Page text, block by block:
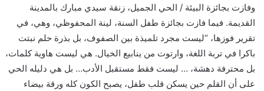
وفازت بجائزة البيئة / الحي الجميل، زنقة سيدي مبارك بالمدينة
القديمة. فيما فازت بجائزة طفل السنة، لينة المحفوظي، وهي، في
تقرير فوزها، “ليست مجرد تلميذة بين الصفوف، بل بذرة حلم نبتت
باكرا في تربة اللغة، وارتوت من ينابيع الخيال. هي ليست هاوية كلمات،
بل محترفة دهشة، … ليست فقط مستقبل الأدب… بل هي دليله الحي
على أن القلم حين يسكن قلب طفل، يصبح الكون كله ورقة بيضاء